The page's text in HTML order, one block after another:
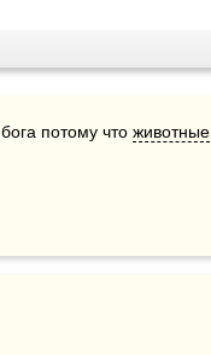
потому что животные